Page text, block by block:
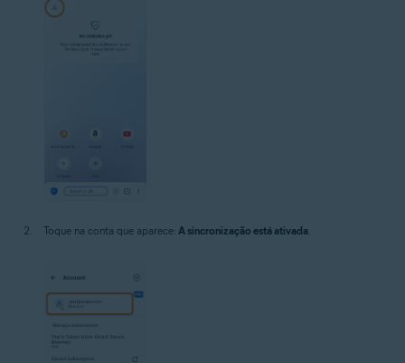
Toque na conta que aparece: A sincronização está ativada